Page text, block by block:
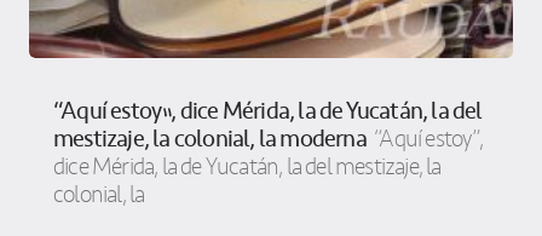
“Aquí estoy”, dice Mérida, la de Yucatán, la del
mestizaje, la colonial, la moderna “Aquí estoy”,
dice Mérida, la de Yucatán, la del mestizaje, la
colonial, la